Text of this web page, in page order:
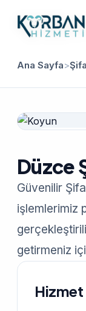
Ana Sayfa>
Düzce
Güvenilir
işlemlerimiz
getirmeniz